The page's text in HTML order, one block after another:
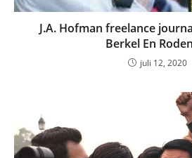
J.A. Hofman freelance
Berkel En
juli 12, 2020